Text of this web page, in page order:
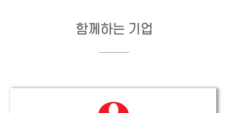
함께하는 기업